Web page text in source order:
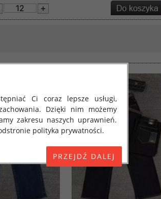
Ci coraz lepsze usługi,
Dzięki nim możemy
zakresu naszych uprawnień.
polityka prywatności.
i Rady (UE) 2016/679 z dnia 27
danych osobowych i w sprawie
jako "RODO", "ORODO",
poinformować Cię o
25 maja 2018 roku. Poniżej